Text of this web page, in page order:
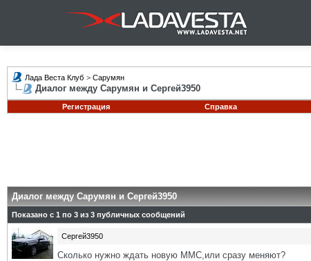
Лада Веста Клуб > Сарумян
Диалог между Сарумян и Сергей3950
Регистрация
Справка
Диалог между Сарумян и Сергей3950
Показано с 1 по 3 из 3 публичных сообщений
Сергей3950
Сколько нужно ждать новую ММС,или сразу меняют?